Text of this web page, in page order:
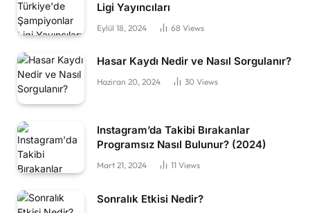
Ligi Yayıncıları
Eylül 18, 2024 68 Views
Hasar Kaydı Nedir ve Nasıl Sorgulanır?
Haziran 20, 2024 30 Views
Instagram’da Takibi Bırakanlar
Programsız Nasıl Bulunur? (2024)
Mart 21, 2024 11 Views
Sonralık Etkisi Nedir?